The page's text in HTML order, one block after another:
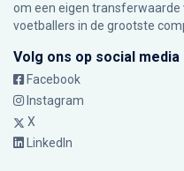
om een eigen transferwaarde
voetballers in de grootste
Volg ons op social media
Facebook
Instagram
X
LinkedIn